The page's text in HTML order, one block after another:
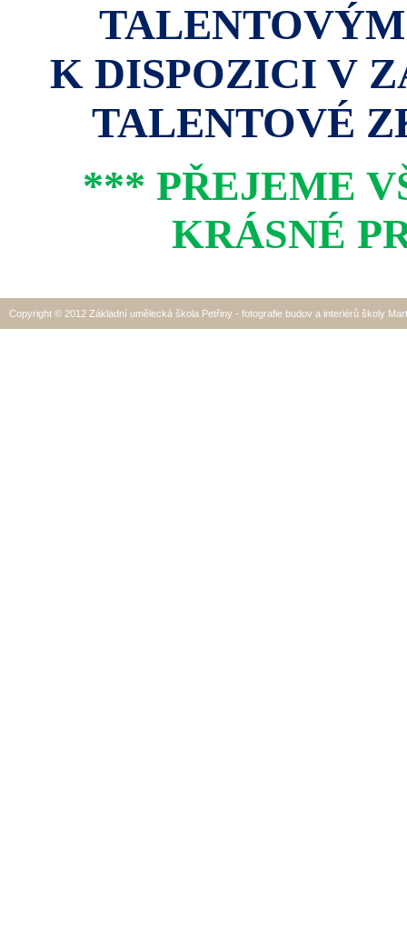
K DISPOZICI V
TALENTOVÉ
*** PŘEJEME
KRÁSNÉ
Copyright © 2012 Základní umělecká škola Petřiny - fotografie budov a interiérů školy